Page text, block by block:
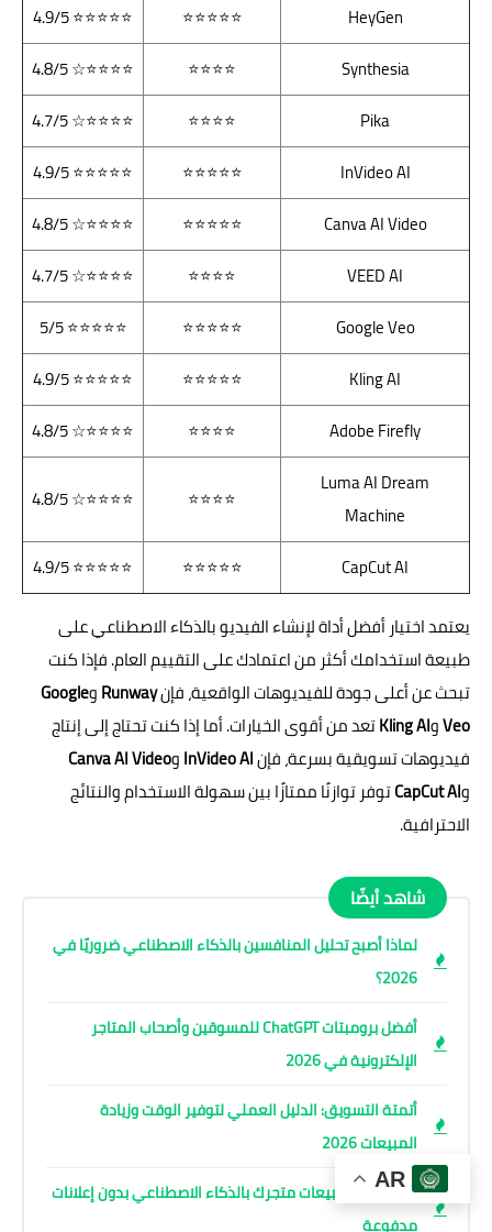
HeyGen
⭐⭐⭐⭐⭐
⭐⭐⭐⭐⭐ 4.9/5
Synthesia
⭐⭐⭐⭐
⭐⭐⭐⭐☆ 4.8/5
Pika
⭐⭐⭐⭐
⭐⭐⭐⭐☆ 4.7/5
InVideo AI
⭐⭐⭐⭐⭐
⭐⭐⭐⭐⭐ 4.9/5
Canva AI Video
⭐⭐⭐⭐⭐
⭐⭐⭐⭐☆ 4.8/5
VEED AI
⭐⭐⭐⭐
⭐⭐⭐⭐☆ 4.7/5
Google Veo
⭐⭐⭐⭐⭐
⭐⭐⭐⭐⭐ 5/5
Kling AI
⭐⭐⭐⭐⭐
⭐⭐⭐⭐⭐ 4.9/5
Adobe Firefly
⭐⭐⭐⭐
⭐⭐⭐⭐☆ 4.8/5
Luma AI Dream
Machine
⭐⭐⭐⭐
⭐⭐⭐⭐☆ 4.8/5
CapCut AI
⭐⭐⭐⭐⭐
⭐⭐⭐⭐⭐ 4.9/5
يعتمد اختيار أفضل أداة لإنشاء الفيديو بالذكاء الاصطناعي على
طبيعة استخدامك أكثر من اعتمادك على التقييم العام. فإذا كنت
تبحث عن أعلى جودة للفيديوهات الواقعية، فإنRunwayوGoogle
VeoوKling AIتعد من أقوى الخيارات. أما إذا كنت تحتاج إلى إنتاج
فيديوهات تسويقية بسرعة، فإنInVideo AIوCanva AI Video
وCapCut AIتوفر توازنًا ممتازًا بين سهولة الاستخدام والنتائج
الاحترافية.
شاهد أيضًا
لماذا أصبح تحليل المنافسين بالذكاء الاصطناعي ضروريًا في
2026؟
أفضل برومبتات ChatGPT للمسوقين وأصحاب المتاجر
الإلكترونية في 2026
أتمتة التسويق: الدليل العملي لتوفير الوقت وزيادة
المبيعات 2026
أسرار زيادة مبيعات متجرك بالذكاء الاصطناعي بدون إعلانات
مدفوعة
AR